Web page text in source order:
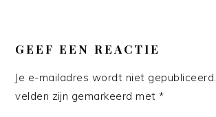
INTERACTIES
GEEF EEN REACTIE
Je e-mailadres wordt niet gepubliceerd.
velden zijn gemarkeerd met*